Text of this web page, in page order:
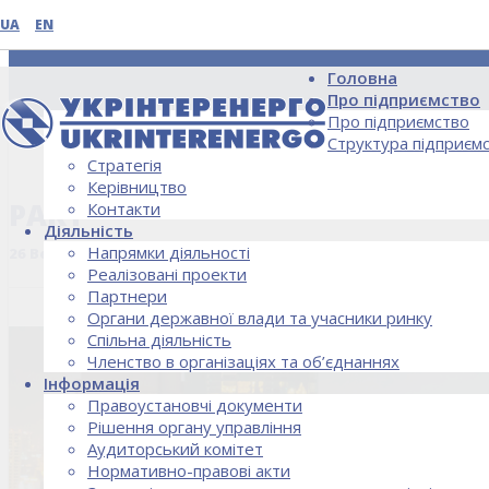
UA EN
Головна
Про підприємство
Про підприємство
Структура
Стратегія
Керівництво
Контакти
Діяльність
Напрямки діяльності
Реалізовані проекти
Партнери
Органи державної влади та учасники ринку
Спільна діяльність
Членство в організаціях та об’єднаннях
Інформація
Правоустановчі документи
Рішення органу управління
Аудиторський комітет
Нормативно-правові акти
НОВИНИ
PART
26 Вересня, 2018